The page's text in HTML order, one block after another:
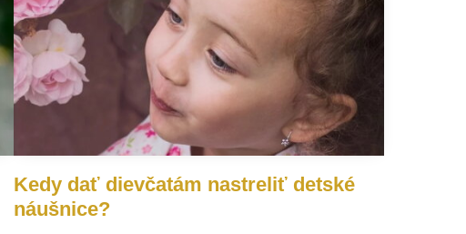
Kedy dať dievčatám nastreliť detské
náušnice?